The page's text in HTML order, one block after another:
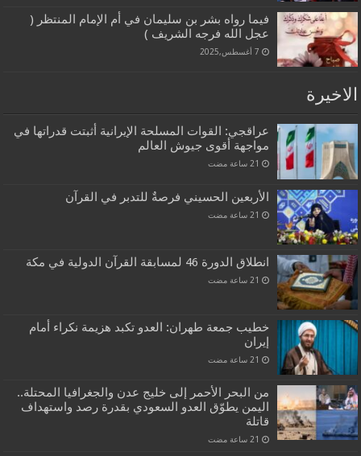
فيما رواه بشر بن سليمان في أم الإمام المنتظر (
عجل الله فرجه الشريف )
7 أغسطس,2025
الاخيرة
عراقجي: القوات المسلحة الإيرانية أثبتت قدراتها في
مواجهة أقوى جيوش العالم
الأربعين الحسيني فرصةٌ للتدبر في القرآن
انطلاق الدورة 46 لمسابقة القرآن الدولية في مكة
خطيب جمعة طهران: العدو تكبد هزيمة نكراء أمام
إيران
من البحر الأحمر إلى خليج عدن والجغرافيا المحتلة..
اليمن يطوّق العدو السعودي بقدرة رصد واستهداف
قاتلة